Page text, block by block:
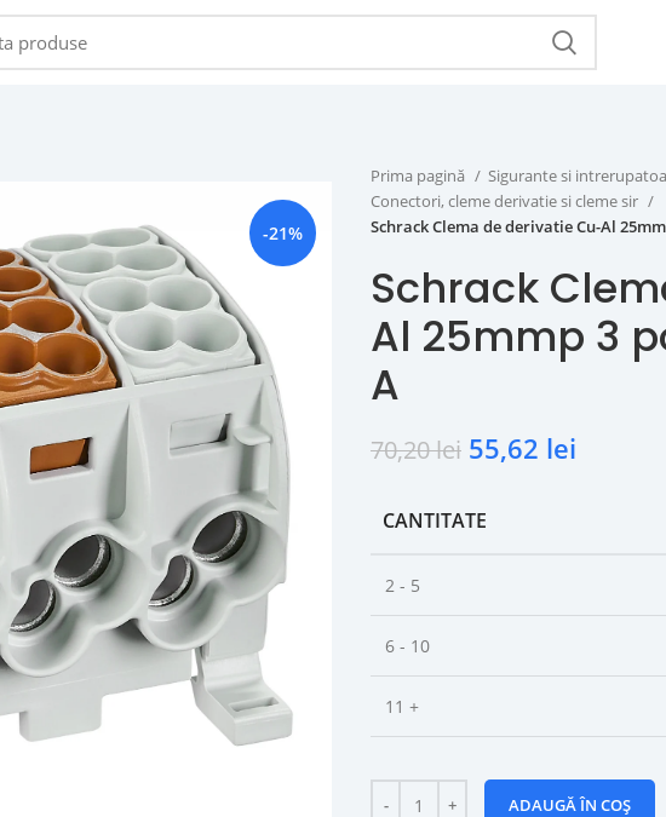
-21%
Prima pagină
Sigurante si
Conectori, cleme derivatie si cleme sir
Schrack Clema de derivatie Cu-Al
Schrack
Al 25mmp 3
A
70,20lei 55,62 lei
CANTITATE
2 - 5
6 - 10
11 +
ADAUGĂ ÎN COȘ